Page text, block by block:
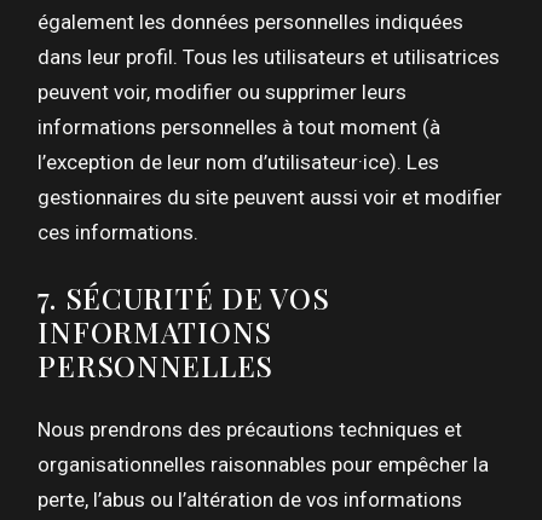
également les données personnelles indiquées
dans leur profil. Tous les utilisateurs et utilisatrices
peuvent voir, modifier ou supprimer leurs
informations personnelles à tout moment (à
l’exception de leur nom d’utilisateur·ice). Les
gestionnaires du site peuvent aussi voir et modifier
ces informations.
7. SÉCURITÉ DE VOS
INFORMATIONS
PERSONNELLES
Nous prendrons des précautions techniques et
organisationnelles raisonnables pour empêcher la
perte, l’abus ou l’altération de vos informations